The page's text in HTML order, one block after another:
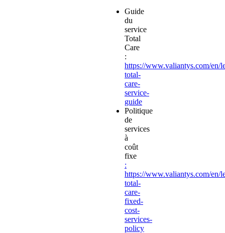
Guide
du
service
Total
Care
:
https://www.valiantys.com/en/
total-
care-
service-
guide
Politique
de
services
à
coût
fixe
:
https://www.valiantys.com/en/
total-
care-
fixed-
cost-
services-
policy